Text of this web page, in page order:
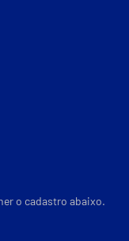
o cadastro abaixo.